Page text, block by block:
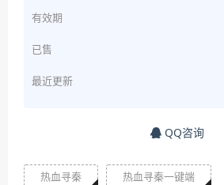
有效期
已售
最近更新
QQ咨询
热血寻秦 热血寻秦一键端